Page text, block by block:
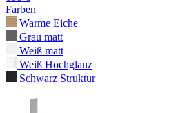
Farben
Warme Eiche
Grau matt
Weiß matt
Weiß Hochglanz
Schwarz Struktur